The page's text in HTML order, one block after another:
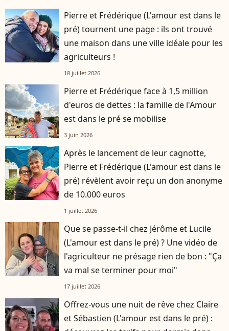
Pierre et Frédérique (L'amour est dans le
pré) tournent une page : ils ont trouvé
une maison dans une ville idéale pour les
agriculteurs !
18 juillet 2026
Pierre et Frédérique face à 1,5 million
d'euros de dettes : la famille de l'Amour
est dans le pré se mobilise
3 juin 2026
Après le lancement de leur cagnotte,
Pierre et Frédérique (L'amour est dans le
pré) révèlent avoir reçu un don anonyme
de 10.000 euros
1 juillet 2026
Que se passe-t-il chez Jérôme et Lucile
(L'amour est dans le pré) ? Une vidéo de
l'agriculteur ne présage rien de bon : "Ça
va mal se terminer pour moi"
17 juillet 2026
Offrez-vous une nuit de rêve chez Claire
et Sébastien (L'amour est dans le pré) :